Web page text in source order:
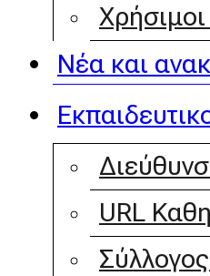
Νέα και
URL